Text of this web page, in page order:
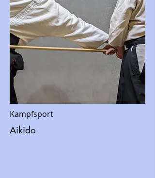
Kampfsport
Aikido